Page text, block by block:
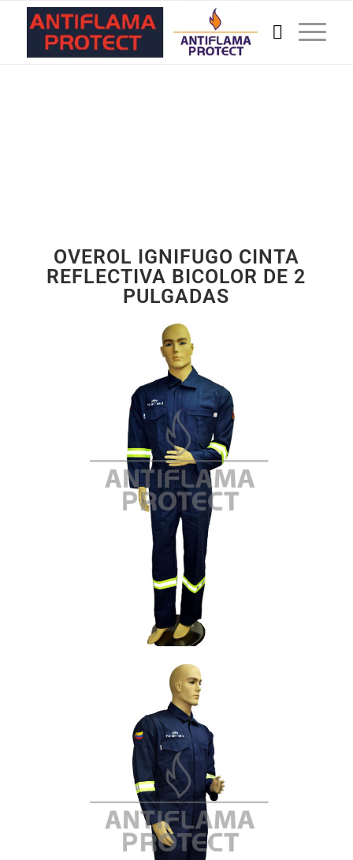
OVEROL IGNIFUGO CINTA
REFLECTIVA BICOLOR DE 2
PULGADAS